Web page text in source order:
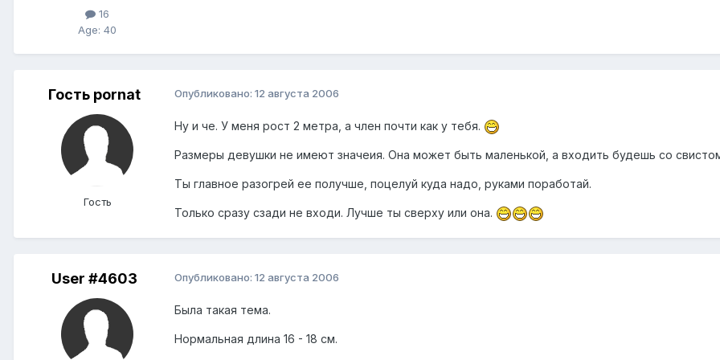
16
Age: 40
Гость pornat
Гость
Опубликовано: 12 августа 2006
Ну и че. У меня рост 2 метра, а член почти как у тебя.
Размеры девушки не имеют значеия. Она может быть маленькой, а входить будешь со
Ты главное разогрей ее получше, поцелуй куда надо, руками поработай.
Только сразу сзади не входи. Лучше ты сверху или она.
User #4603 Опубликовано: 12 августа 2006
Была такая тема.
Нормальная длина 16 - 18 см.